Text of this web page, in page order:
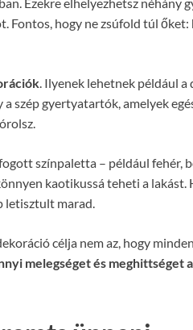
Fontos, hogy ne zsúfold túl őket:
. Ilyenek lehetnek például a
szép gyertyatartók, amelyek
színpaletta – például fehér,
kaotikussá teheti a lakást.
letisztult marad.
célja nem az, hogy
melegséget és meghittséget